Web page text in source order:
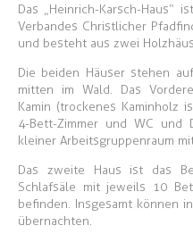
Das „Heinrich-Karsch-Haus“
Verbandes Christlicher
und besteht aus zwei
Die beiden Häuser stehen
mitten im Wald. Das
Kamin (trockenes Kaminholz
4-Bett-Zimmer und WC und
kleiner Arbeitsgruppenraum
Das zweite Haus ist das
Schlafsäle mit jeweils 10
befinden. Insgesamt können
übernachten.